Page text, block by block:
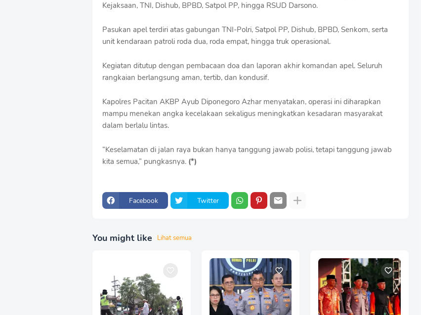
Kejaksaan, TNI, Dishub, BPBD, Satpol PP, hingga RSUD Darsono.
Pasukan apel terdiri atas gabungan TNI-Polri, Satpol PP, Dishub, BPBD, Senkom, serta
unit kendaraan patroli roda dua, roda empat, hingga truk operasional.
Kegiatan ditutup dengan pembacaan doa dan laporan akhir komandan apel. Seluruh
rangkaian berlangsung aman, tertib, dan kondusif.
Kapolres Pacitan AKBP Ayub Diponegoro Azhar menyatakan, operasi ini diharapkan
mampu menekan angka kecelakaan sekaligus meningkatkan kesadaran masyarakat
dalam berlalu lintas.
“Keselamatan di jalan raya bukan hanya tanggung jawab polisi, tetapi tanggung jawab
kita semua,” pungkasnya. (*)
Facebook Twitter
You might like Lihat semua